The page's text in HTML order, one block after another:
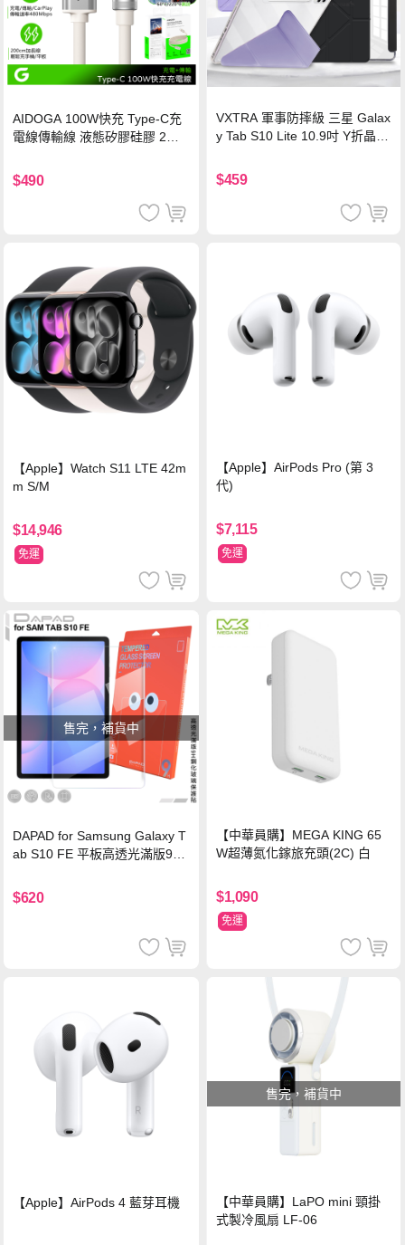
AIDOGA 100W快充 Type-C充
電線傳輸線 液態矽膠硅膠 2M
$490
VXTRA 軍事防摔級 三星 Galax
y Tab S10 Lite 10.9吋 Y折晶透
$459
【Apple】Watch S11 LTE 42m
m S/M
$14,946
免運
【Apple】AirPods Pro (第 3
代)
$7,115
免運
售完，補貨中
DAPAD for Samsung Galaxy T
ab S10 FE 平板高透光滿版9H
$620
【中華員購】MEGA KING 65
W超薄氮化鎵旅充頭(2C) 白
$1,090
免運
【Apple】AirPods 4 藍芽耳機
售完，補貨中
【中華員購】LaPO mini 頸掛
式製冷風扇 LF-06